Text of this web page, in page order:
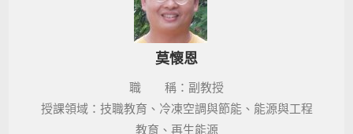
莫懷恩
職 稱：副教授
授課領域：技職教育、冷凍空調與節能、能源與工程
教育、再生能源